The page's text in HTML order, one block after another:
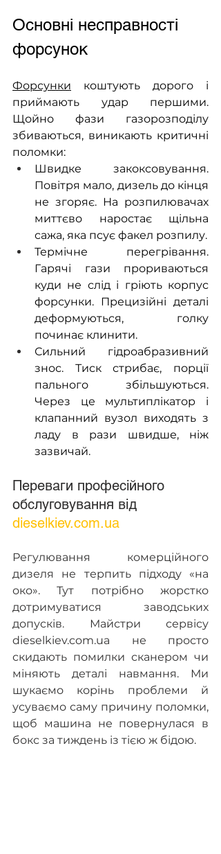
Основні несправності
форсунок
Форсунки коштують дорого і
приймають удар першими.
Щойно фази газорозподілу
збиваються, виникають критичні
поломки:
Швидке закоксовування.
Повітря мало, дизель до кінця
не згоряє. На розпилювачах
миттєво наростає щільна
сажа, яка псує факел розпилу.
Термічне перегрівання.
Гарячі гази прориваються
куди не слід і гріють корпус
форсунки. Прецизійні деталі
деформуються, голку
починає клинити.
Сильний гідроабразивний
знос. Тиск стрибає, порції
пального збільшуються.
Через це мультиплікатор і
клапанний вузол виходять з
ладу в рази швидше, ніж
зазвичай.
Переваги професійного
обслуговування від
dieselkiev.com.ua
Регулювання комерційного
дизеля не терпить підходу «на
око». Тут потрібно жорстко
дотримуватися заводських
допусків. Майстри сервісу
dieselkiev.com.ua не просто
скидають помилки сканером чи
міняють деталі навмання. Ми
шукаємо корінь проблеми й
усуваємо саму причину поломки,
щоб машина не повернулася в
бокс за тиждень із тією ж бідою.